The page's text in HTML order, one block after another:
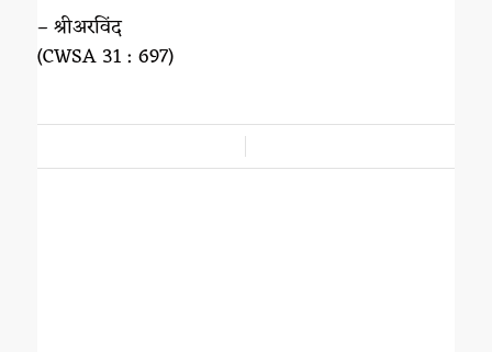
– श्रीअरविंद
(CWSA 31 : 697)